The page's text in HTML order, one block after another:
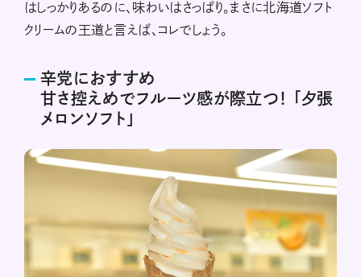
はしっかりあるのに、味わいはさっぱり。まさに北海道ソフト
クリームの王道と言えば、コレでしょう。
辛党におすすめ
甘さ控えめでフルーツ感が際立つ！ 「夕張
メロンソフト」